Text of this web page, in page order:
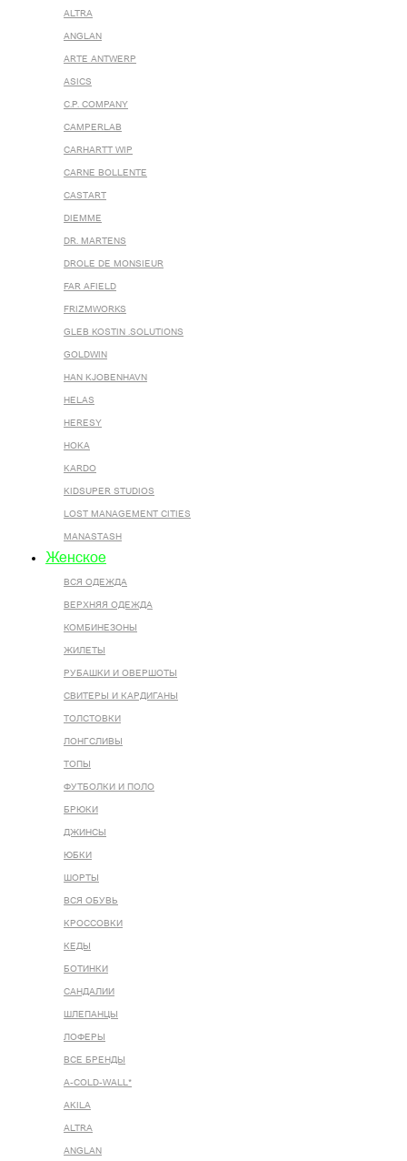
ALTRA
ANGLAN
ARTE ANTWERP
ASICS
C.P. COMPANY
CAMPERLAB
CARHARTT WIP
CARNE BOLLENTE
CASTART
DIEMME
DR. MARTENS
DROLE DE MONSIEUR
FAR AFIELD
FRIZMWORKS
GLEB KOSTIN .SOLUTIONS
GOLDWIN
HAN KJOBENHAVN
HELAS
HERESY
HOKA
KARDO
KIDSUPER STUDIOS
LOST MANAGEMENT CITIES
MANASTASH
Женское
ВСЯ ОДЕЖДА
ВЕРХНЯЯ ОДЕЖДА
КОМБИНЕЗОНЫ
ЖИЛЕТЫ
РУБАШКИ И ОВЕРШОТЫ
СВИТЕРЫ И КАРДИГАНЫ
ТОЛСТОВКИ
ЛОНГСЛИВЫ
ТОПЫ
ФУТБОЛКИ И ПОЛО
БРЮКИ
ДЖИНСЫ
ЮБКИ
ШОРТЫ
ВСЯ ОБУВЬ
КРОССОВКИ
КЕДЫ
БОТИНКИ
САНДАЛИИ
ШЛЕПАНЦЫ
ЛОФЕРЫ
ВСЕ БРЕНДЫ
A-COLD-WALL*
AKILA
ALTRA
ANGLAN